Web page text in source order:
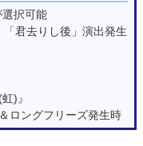
択可能
君去りし後」演出発生
)』
ロングフリーズ発生時